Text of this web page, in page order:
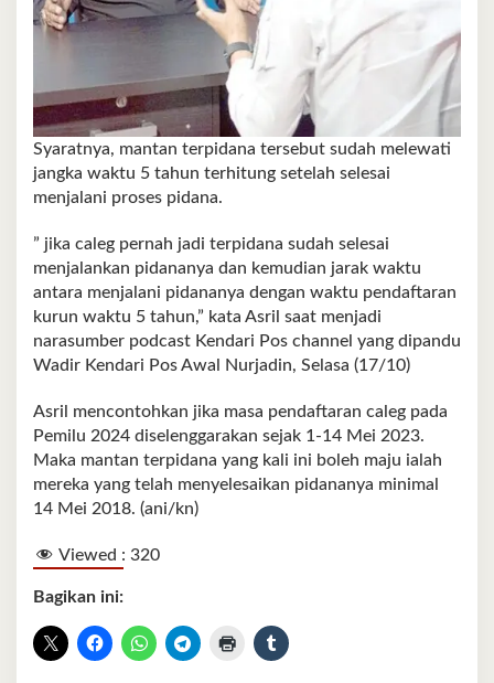
Syaratnya, mantan terpidana tersebut sudah melewati
jangka waktu 5 tahun terhitung setelah selesai
menjalani proses pidana.
” jika caleg pernah jadi terpidana sudah selesai
menjalankan pidananya dan kemudian jarak waktu
antara menjalani pidananya dengan waktu pendaftaran
kurun waktu 5 tahun,” kata Asril saat menjadi
narasumber podcast Kendari Pos channel yang dipandu
Wadir Kendari Pos Awal Nurjadin, Selasa (17/10)
Asril mencontohkan jika masa pendaftaran caleg pada
Pemilu 2024 diselenggarakan sejak 1-14 Mei 2023.
Maka mantan terpidana yang kali ini boleh maju ialah
mereka yang telah menyelesaikan pidananya minimal
14 Mei 2018. (ani/kn)
Viewed : 320
Bagikan ini: